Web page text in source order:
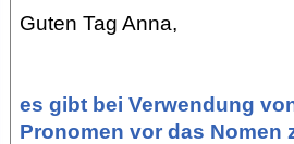
Guten Tag Anna,
es gibt bei Verwendung
Pronomen vor das Nomen